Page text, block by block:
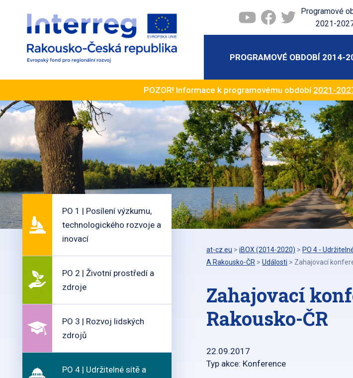
Programové
2021-
PROGRAMOVÉ OBDOBÍ 2014-
POZOR! Informace k programovému období 2021-
PO 1 | Posílení výzkumu,
technologického rozvoje a
inovací
PO 2 | Životní prostředí a
zdroje
PO 3 | Rozvoj lidských
zdrojů
PO 4 | Udržitelné sítě a
at-cz.eu > iBOX (2014-2020) > PO 4 -
A Rakousko-ČR > Události > Zahajovací
Zahajovací
Rakousko-ČR
22.09.2017
Typ akce: Konference